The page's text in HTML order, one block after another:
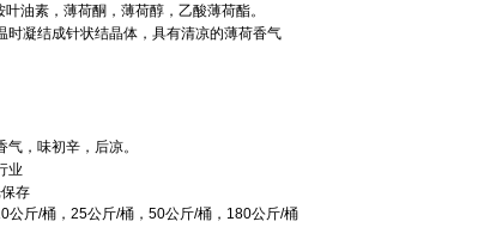
油素，薄荷酮，薄荷醇，乙酸薄荷酯。
凝结成针状结晶体，具有清凉的薄荷香气
气，味初辛，后凉。
业
存
公斤/桶， 25公斤/桶， 50公斤/桶， 180公斤/桶